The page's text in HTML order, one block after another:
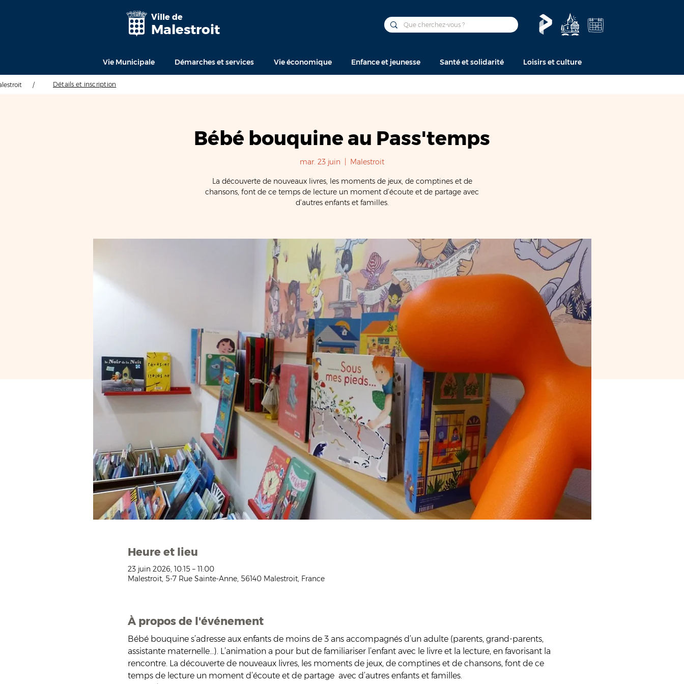
Ville de
Malestroit
Vie Municipale Démarches et services Vie économique Enfance et jeunesse Santé et solidarité Loisirs et culture
/ Détails et inscription
Bébé bouquine au Pass'temps
mar. 23 juin Malestroit
La découverte de nouveaux livres, les moments de jeux, de comptines et de
chansons, font de ce temps de lecture un moment d’écoute et de partage avec
d’autres enfants et familles.
Heure et lieu
23 juin 2026, 10:15 – 11:00
Malestroit, 5-7 Rue Sainte-Anne, 56140 Malestroit, France
À propos de l'événement
Bébé bouquine s’adresse aux enfants de moins de 3 ans accompagnés d’un adulte (parents, grand-parents,
assistante maternelle…). L’animation a pour but de familiariser l’enfant avec le livre et la lecture, en favorisant la
rencontre. La découverte de nouveaux livres, les moments de jeux, de comptines et de chansons, font de ce
temps de lecture un moment d’écoute et de partage  avec d’autres enfants et familles.